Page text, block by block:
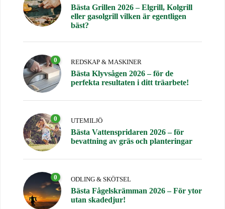
Bästa Grillen 2026 – Elgrill, Kolgrill
eller gasolgrill vilken är egentligen
bäst?
0 REDSKAP & MASKINER
Bästa Klyvsågen 2026 – för de
perfekta resultaten i ditt träarbete!
0 UTEMILJÖ
Bästa Vattenspridaren 2026 – för
bevattning av gräs och planteringar
0 ODLING & SKÖTSEL
Bästa Fågelskrämman 2026 – För ytor
utan skadedjur!